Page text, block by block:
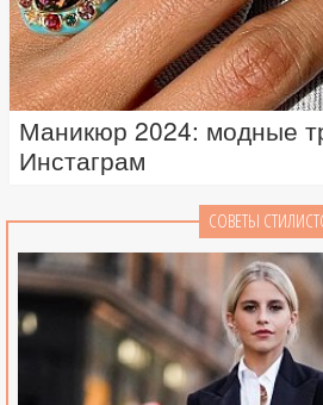
Маникюр 2024: модные
Инстаграм
СОВЕТЫ